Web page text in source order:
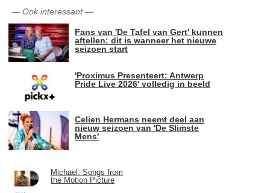
— Ook interessant—
Fans van 'De Tafel van Gert' kunnen
aftellen: dit is wanneer het nieuwe
seizoen start
'Proximus Presenteert: Antwerp
Pride Live 2026' volledig in beeld
Celien Hermans neemt deel aan
nieuw seizoen van 'De Slimste
Mens'
Michael: Songs from
the Motion Picture